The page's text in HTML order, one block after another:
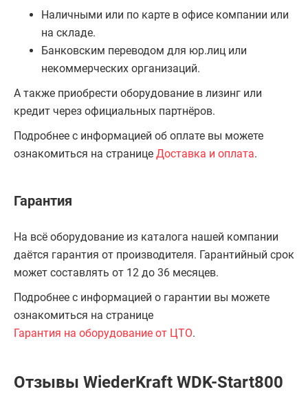
Наличными или по карте в офисе компании или
на складе.
Банковским переводом для юр.лиц или
некоммерческих организаций.
А также приобрести оборудование в лизинг или
кредит через официальных партнёров.
Подробнее с информацией об оплате вы можете
ознакомиться на странице Доставка и оплата.
Гарантия
На всё оборудование из каталога нашей компании
даётся гарантия от производителя. Гарантийный срок
может составлять от 12 до 36 месяцев.
Подробнее с информацией о гарантии вы можете
ознакомиться на странице
Гарантия на оборудование от ЦТО.
Отзывы WiederKraft WDK-Start800